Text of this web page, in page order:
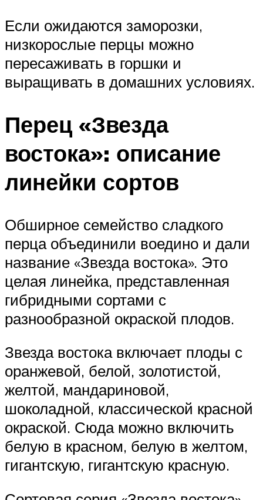
Если ожидаются заморозки,
низкорослые перцы можно
пересаживать в горшки и
выращивать в домашних условиях.
Перец «Звезда
востока»: описание
линейки сортов
Обширное семейство сладкого
перца объединили воедино и дали
название «Звезда востока». Это
целая линейка, представленная
гибридными сортами с
разнообразной окраской плодов.
Звезда востока включает плоды с
оранжевой, белой, золотистой,
желтой, мандариновой,
шоколадной, классической красной
окраской. Сюда можно включить
белую в красном, белую в желтом,
гигантскую, гигантскую красную.